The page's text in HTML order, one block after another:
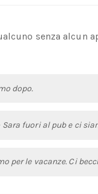
senza alcun
dopo.
Sara fuori al pub e ci
per le vacanze. Ci